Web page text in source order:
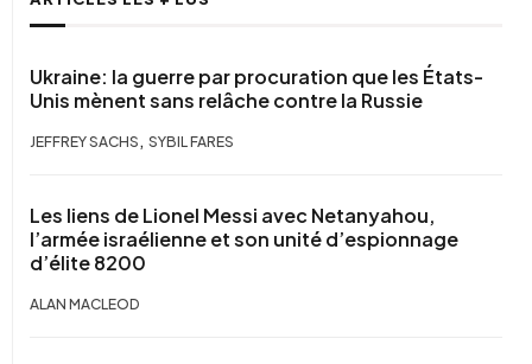
Ukraine: la guerre par procuration que les États-
Unis mènent sans relâche contre la Russie
JEFFREY SACHS , SYBIL FARES
Les liens de Lionel Messi avec Netanyahou,
l’armée israélienne et son unité d’espionnage
d’élite 8200
ALAN MACLEOD